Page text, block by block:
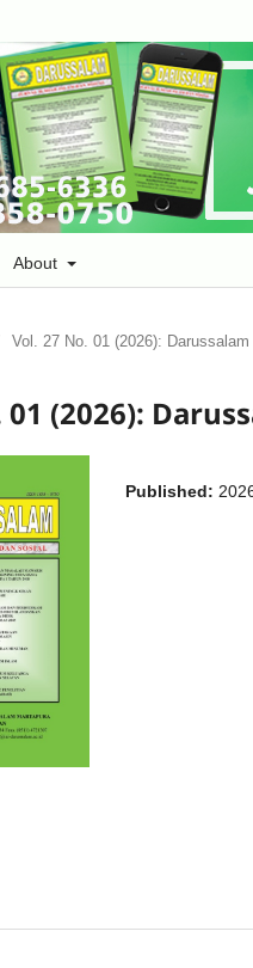
About
Vol. 27 No. 01 (2026):
01 (2026):
Published: